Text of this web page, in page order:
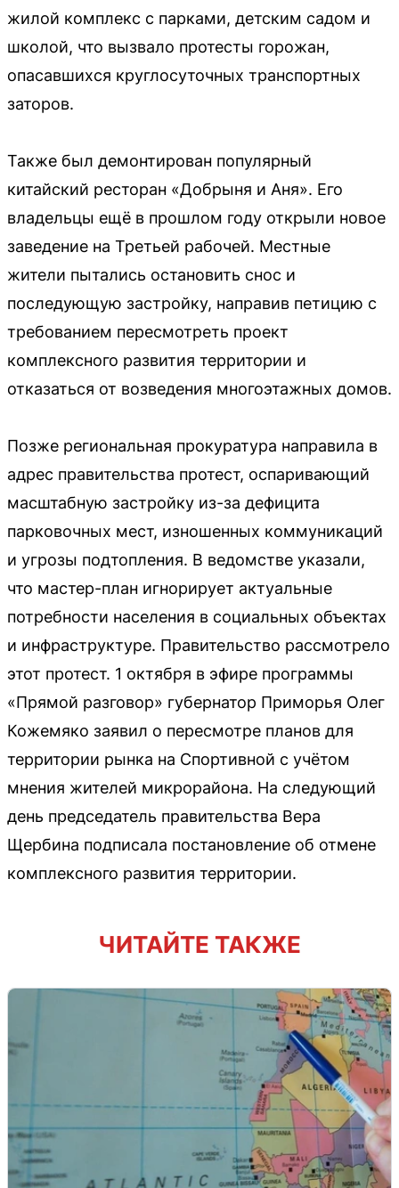
жилой комплекс с парками, детским садом и
школой, что вызвало протесты горожан,
опасавшихся круглосуточных транспортных
заторов.
Также был демонтирован популярный
китайский ресторан «Добрыня и Аня». Его
владельцы ещё в прошлом году открыли новое
заведение на Третьей рабочей. Местные
жители пытались остановить снос и
последующую застройку, направив петицию с
требованием пересмотреть проект
комплексного развития территории и
отказаться от возведения многоэтажных домов.
Позже региональная прокуратура направила в
адрес правительства протест, оспаривающий
масштабную застройку из-за дефицита
парковочных мест, изношенных коммуникаций
и угрозы подтопления. В ведомстве указали,
что мастер-план игнорирует актуальные
потребности населения в социальных объектах
и инфраструктуре. Правительство рассмотрело
этот протест. 1 октября в эфире программы
«Прямой разговор» губернатор Приморья Олег
Кожемяко заявил о пересмотре планов для
территории рынка на Спортивной с учётом
мнения жителей микрорайона. На следующий
день председатель правительства Вера
Щербина подписала постановление об отмене
комплексного развития территории.
ЧИТАЙТЕ ТАКЖЕ